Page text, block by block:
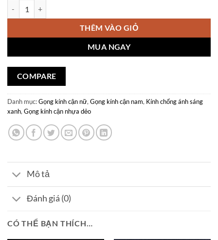
THÊM VÀO GIỎ
MUA NGAY
COMPARE
Danh mục:Gọng kính cận nữ, Gọng kính cận nam, Kính chống ánh sáng
xanh, Gọng kính cận nhựa dẻo
Mô tả
Đánh giá (0)
CÓ THỂ BẠN THÍCH…